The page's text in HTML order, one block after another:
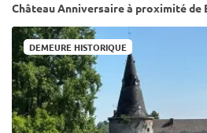
Château Anniversaire à proximité de
DEMEURE HISTORIQUE